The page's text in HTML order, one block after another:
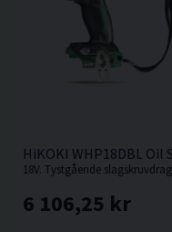
HiKOKI WHP18DBL Oil
6 106,25 kr